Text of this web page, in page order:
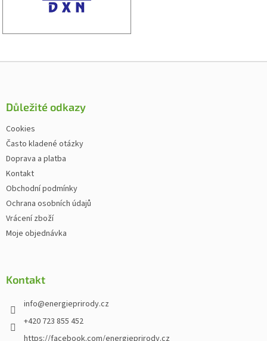
Zápatí
Důležité odkazy
Cookies
Často kladené otázky
Doprava a platba
Kontakt
Obchodní podmínky
Ochrana osobních údajů
Vrácení zboží
Moje objednávka
Kontakt
info@energieprirody.cz
+420 723 855 452
https://facebook.com/energieprirody.cz